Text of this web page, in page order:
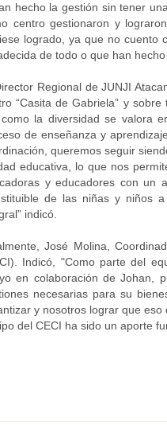
hecho la gestión sin tener
centro gestionaron y
logrado, ya que no cuento
de todo o que han
Regional de JUNJI
“Casita de Gabriela” y
la diversidad se valora
de enseñanza y
queremos seguir
educativa, lo que nos
y educadores con un
de las niñas y niños
indicó.
José Molina,
Indicó, "Como parte del
en colaboración de Johan,
necesarias para su
y nosotros lograr que
del CECI ha sido un aporte